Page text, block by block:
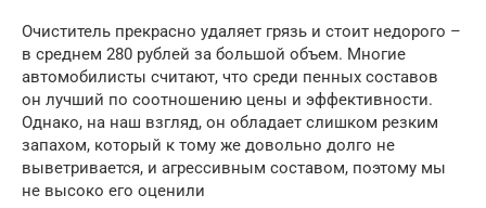
Очиститель прекрасно удаляет грязь и стоит недорого –
в среднем 280 рублей за большой объем. Многие
автомобилисты считают, что среди пенных составов
он лучший по соотношению цены и эффективности.
Однако, на наш взгляд, он обладает слишком резким
запахом, который к тому же довольно долго не
выветривается, и агрессивным составом, поэтому мы
не высоко его оценили